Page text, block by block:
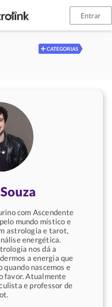
Entrar
+CATEGORIAS
com Ascendente
mundo místico e
astrologia e tarot,
energética.
nos dá a
a energia que
quando nascemos e
favor. Atualmente
e professor de